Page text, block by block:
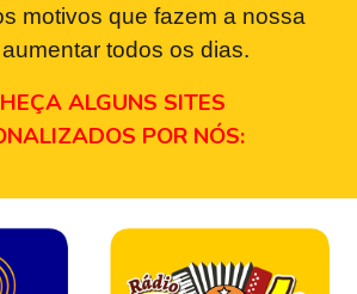
motivos que fazem a nossa
todos os dias.
ALGUNS SITES
POR NÓS: